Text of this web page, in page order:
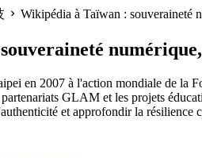
Wikipédia à Taïwan : souveraineté
en 2007 à l'action mondiale de la
GLAM et les projets
et approfondir la résilience